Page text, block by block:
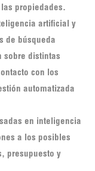
propiedades.
artificial y
de búsqueda
sobre distintas
con los
automatizada
en inteligencia
a los posibles
presupuesto y